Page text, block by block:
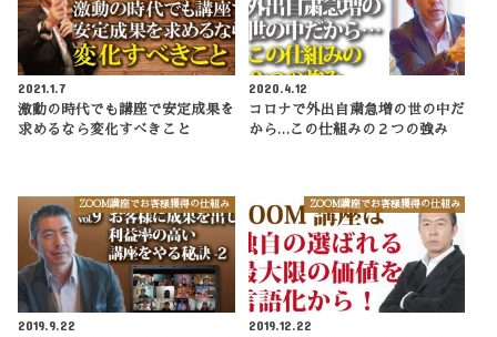
2021.1.7
激動の時代でも講座で安定成果を
求めるなら変化すべきこと
2020.4.12
コロナで外出自粛急増の世の中だ
から…この仕組みの２つの強み
ZOOM講座でお客様獲得の仕組み
2019.9.22
ZOOM講座でお客様獲得の仕組み
2019.12.22